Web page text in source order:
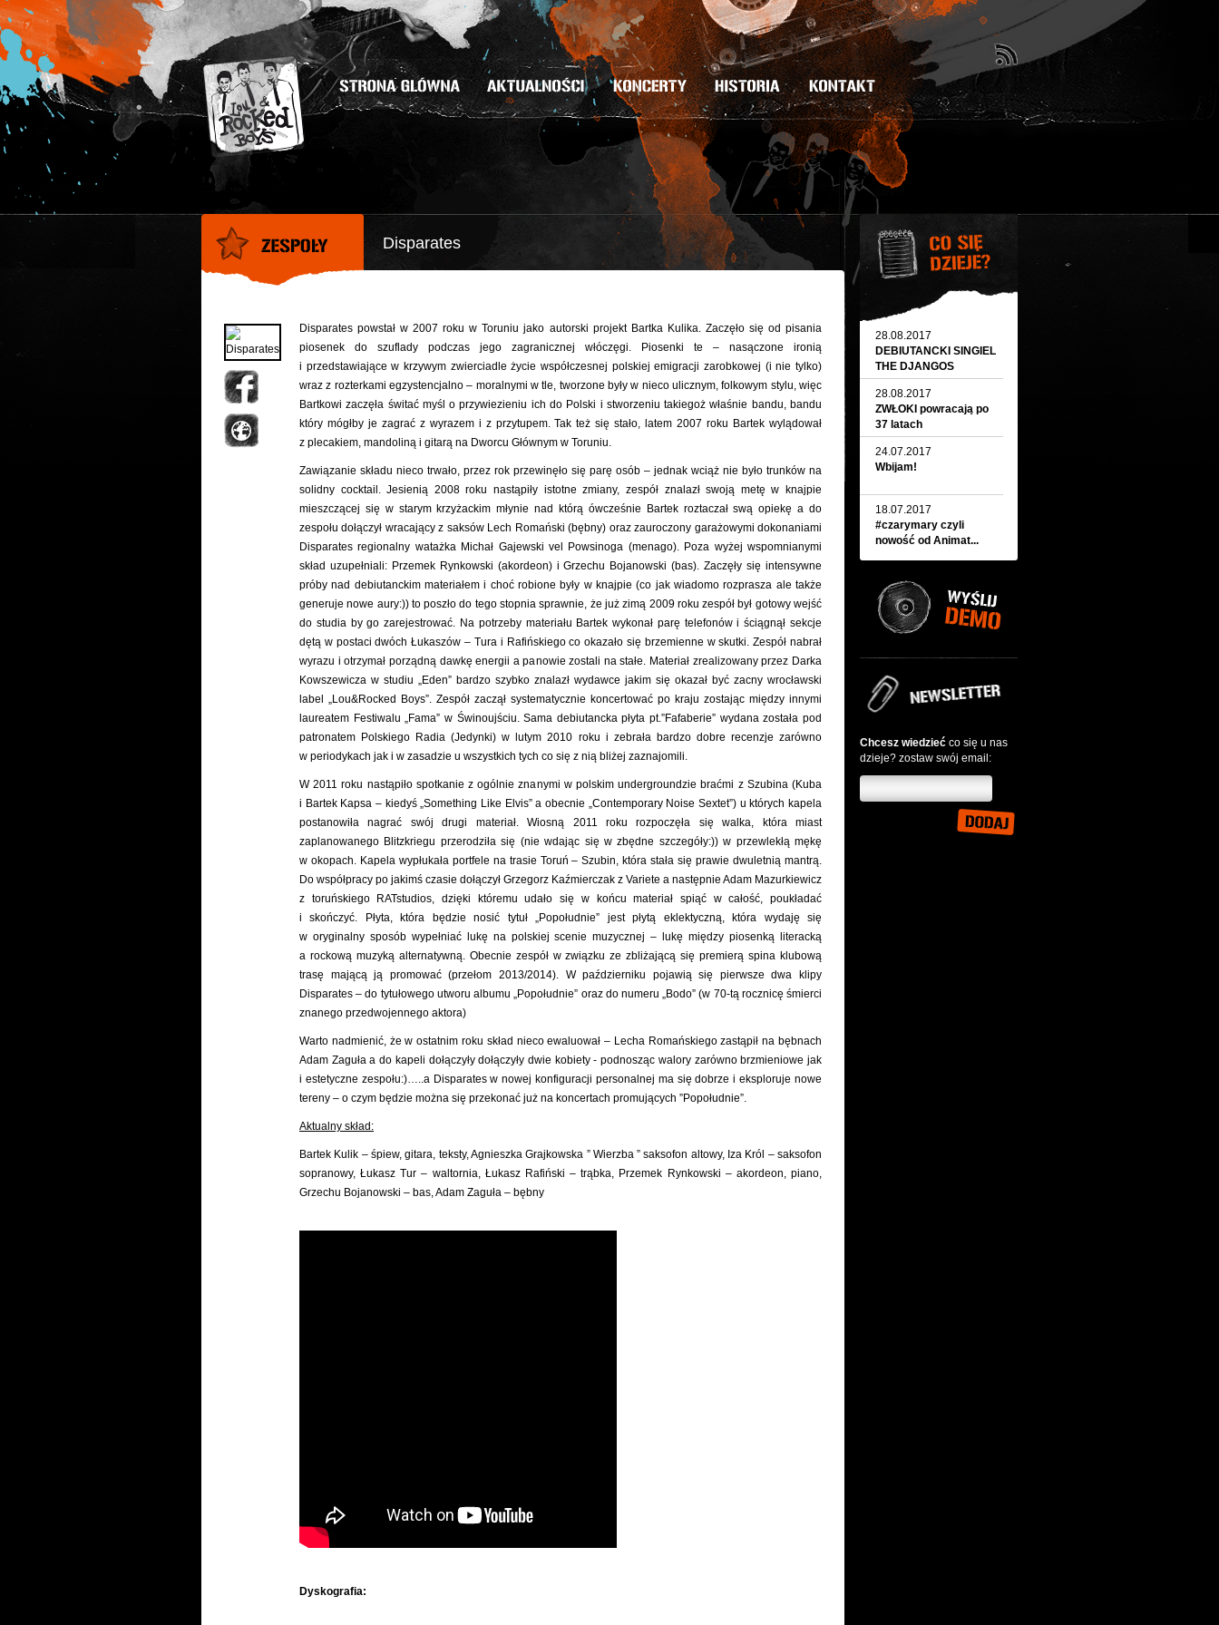
Disparates
Disparates powstał w 2007 roku w Toruniu jako autorski projekt Bartka Kulika. Zaczęło się od pisania
piosenek do szuflady podczas jego zagranicznej włóczęgi. Piosenki te – nasączone ironią
i przedstawiające w krzywym zwierciadle życie współczesnej polskiej emigracji zarobkowej (i nie tylko)
wraz z rozterkami egzystencjalno – moralnymi w tle, tworzone były w nieco ulicznym, folkowym stylu, więc
Bartkowi zaczęła świtać myśl o przywiezieniu ich do Polski i stworzeniu takiegoż właśnie bandu, bandu
który mógłby je zagrać z wyrazem i z przytupem. Tak też się stało, latem 2007 roku Bartek wylądował
z plecakiem, mandoliną i gitarą na Dworcu Głównym w Toruniu.
Zawiązanie składu nieco trwało, przez rok przewinęło się parę osób – jednak wciąż nie było trunków na
solidny cocktail. Jesienią 2008 roku nastąpiły istotne zmiany, zespół znalazł swoją metę w knajpie
mieszczącej się w starym krzyżackim młynie nad którą ówcześnie Bartek roztaczał swą opiekę a do
zespołu dołączył wracający z saksów Lech Romański (bębny) oraz zauroczony garażowymi dokonaniami
Disparates regionalny watażka Michał Gajewski vel Powsinoga (menago). Poza wyżej wspomnianymi
skład uzupełniali: Przemek Rynkowski (akordeon) i Grzechu Bojanowski (bas). Zaczęły się intensywne
próby nad debiutanckim materiałem i choć robione były w knajpie (co jak wiadomo rozprasza ale także
generuje nowe aury:)) to poszło do tego stopnia sprawnie, że już zimą 2009 roku zespół był gotowy wejść
do studia by go zarejestrować. Na potrzeby materiału Bartek wykonał parę telefonów i ściągnął sekcje
dętą w postaci dwóch Łukaszów – Tura i Rafińskiego co okazało się brzemienne w skutki. Zespół nabrał
wyrazu i otrzymał porządną dawkę energii a panowie zostali na stałe. Materiał zrealizowany przez Darka
Kowszewicza w studiu „Eden” bardzo szybko znalazł wydawce jakim się okazał być zacny wrocławski
label „Lou&Rocked Boys”. Zespół zaczął systematycznie koncertować po kraju zostając między innymi
laureatem Festiwalu „Fama” w Świnoujściu. Sama debiutancka płyta pt.”Fafaberie” wydana została pod
patronatem Polskiego Radia (Jedynki) w lutym 2010 roku i zebrała bardzo dobre recenzje zarówno
w periodykach jak i w zasadzie u wszystkich tych co się z nią bliżej zaznajomili.
W 2011 roku nastąpiło spotkanie z ogólnie znanymi w polskim undergroundzie braćmi z Szubina (Kuba
i Bartek Kapsa – kiedyś „Something Like Elvis” a obecnie „Contemporary Noise Sextet”) u których kapela
postanowiła nagrać swój drugi materiał. Wiosną 2011 roku rozpoczęła się walka, która miast
zaplanowanego Blitzkriegu przerodziła się (nie wdając się w zbędne szczegóły:)) w przewlekłą mękę
w okopach. Kapela wypłukała portfele na trasie Toruń – Szubin, która stała się prawie dwuletnią mantrą.
Do współpracy po jakimś czasie dołączył Grzegorz Kaźmierczak z Variete a następnie Adam Mazurkiewicz
z toruńskiego RATstudios, dzięki któremu udało się w końcu materiał spiąć w całość, poukładać
i skończyć. Płyta, która będzie nosić tytuł „Popołudnie” jest płytą eklektyczną, która wydaję się
w oryginalny sposób wypełniać lukę na polskiej scenie muzycznej – lukę między piosenką literacką
a rockową muzyką alternatywną. Obecnie zespół w związku ze zbliżającą się premierą spina klubową
trasę mającą ją promować (przełom 2013/2014). W październiku pojawią się pierwsze dwa klipy
Disparates – do tytułowego utworu albumu „Popołudnie” oraz do numeru „Bodo” (w 70-tą rocznicę śmierci
znanego przedwojennego aktora)
Warto nadmienić, że w ostatnim roku skład nieco ewaluował – Lecha Romańskiego zastąpił na bębnach
Adam Zaguła a do kapeli dołączyły dołączyły dwie kobiety - podnosząc walory zarówno brzmieniowe jak
i estetyczne zespołu:)…..a Disparates w nowej konfiguracji personalnej ma się dobrze i eksploruje nowe
tereny – o czym będzie można się przekonać już na koncertach promujących ”Popołudnie”.
Aktualny skład:
Bartek Kulik – śpiew, gitara, teksty, Agnieszka Grajkowska ” Wierzba ” saksofon altowy, Iza Król – saksofon
sopranowy, Łukasz Tur – waltornia, Łukasz Rafiński – trąbka, Przemek Rynkowski – akordeon, piano,
Grzechu Bojanowski – bas, Adam Zaguła – bębny
Dyskografia:
28.08.2017
DEBIUTANCKI SINGIEL
THE DJANGOS
28.08.2017
ZWŁOKI powracają po
37 latach
24.07.2017
Wbijam!
18.07.2017
#czarymary czyli
nowość od Animat...
Chcesz wiedzieć co się u nas
dzieje? zostaw swój email: